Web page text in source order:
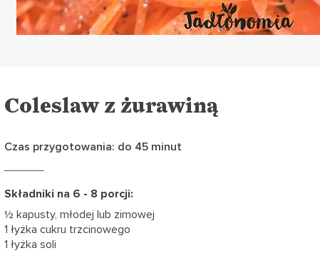
Coleslaw z żurawiną
Czas przygotowania: do 45 minut
Składniki na 6 - 8 porcji:
½ kapusty, młodej lub zimowej
1 łyżka cukru trzcinowego
1 łyżka soli